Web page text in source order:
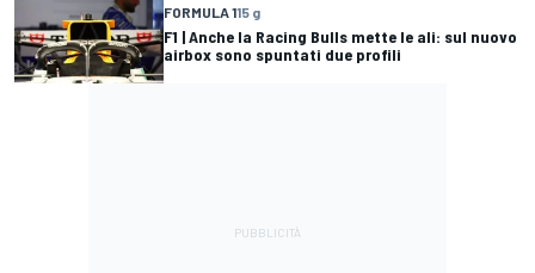
FORMULA 115 g
F1 | Anche la Racing Bulls mette le ali: sul nuovo
airbox sono spuntati due profili